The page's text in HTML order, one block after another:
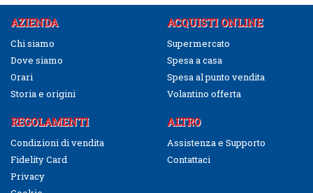
AZIENDA
Chi siamo
Dove siamo
Orari
Storia e origini
ACQUISTI ONLINE
Supermercato
Spesa a casa
Spesa al punto vendita
Volantino offerta
REGOLAMENTI
Condizioni di vendita
Fidelity Card
Privacy
ALTRO
Assistenza e Supporto
Contattaci